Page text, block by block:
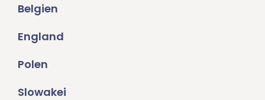
Belgien
England
Polen
Slowakei